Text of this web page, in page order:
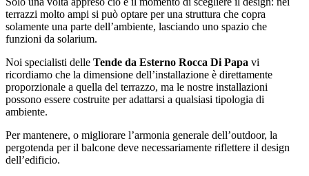
terrazzi molto ampi si può optare per una struttura che copra
solamente una parte dell’ambiente, lasciando uno spazio che
funzioni da solarium.
Noi specialisti delle Tende da Esterno Rocca Di Papa vi
ricordiamo che la dimensione dell’installazione è direttamente
proporzionale a quella del terrazzo, ma le nostre installazioni
possono essere costruite per adattarsi a qualsiasi tipologia di
ambiente.
Per mantenere, o migliorare l’armonia generale dell’outdoor, la
pergotenda per il balcone deve necessariamente riflettere il design
dell’edificio.